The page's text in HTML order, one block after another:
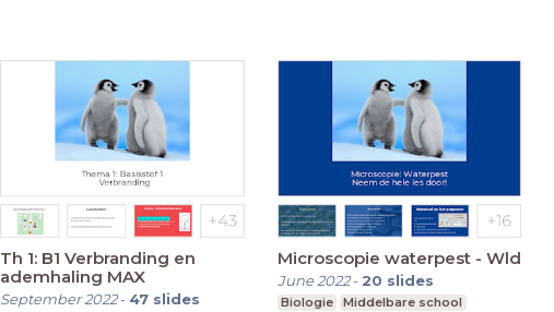
Th 1: B1 Verbranding en
ademhaling MAX
September 2022- 47 slides
Microscopie waterpest - Wld
June 2022- 20 slides
Biologie
Middelbare school